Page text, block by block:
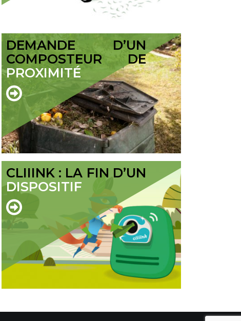
DEMANDE D’UN
COMPOSTEUR DE
PROXIMITÉ
CLIIINK : LA FIN D’UN
DISPOSITIF